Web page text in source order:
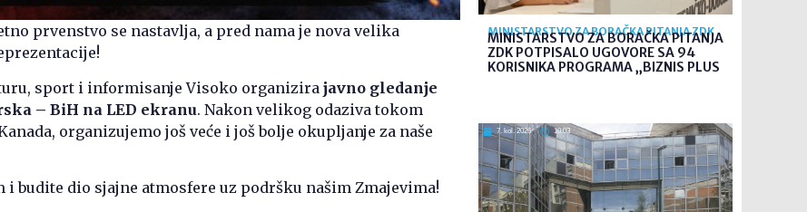
prvenstvo se nastavlja, a pred nama je nova velika
sport i informisanje Visoko organizira javno gledanje
– BiH na LED ekranu. Nakon velikog odaziva tokom
organizujemo još veće i još bolje okupljanje za naše
i budite dio sjajne atmosfere uz podršku našim Zmajevima!
MINISTARSTVO ZA BORAČKA PITANJA ZDK
MINISTARSTVO ZA BORAČKA PITANJA
ZDK POTPISALO UGOVORE SA 94
KORISNIKA PROGRAMA „BIZNIS PLUS
7. kol. 2026 10:03